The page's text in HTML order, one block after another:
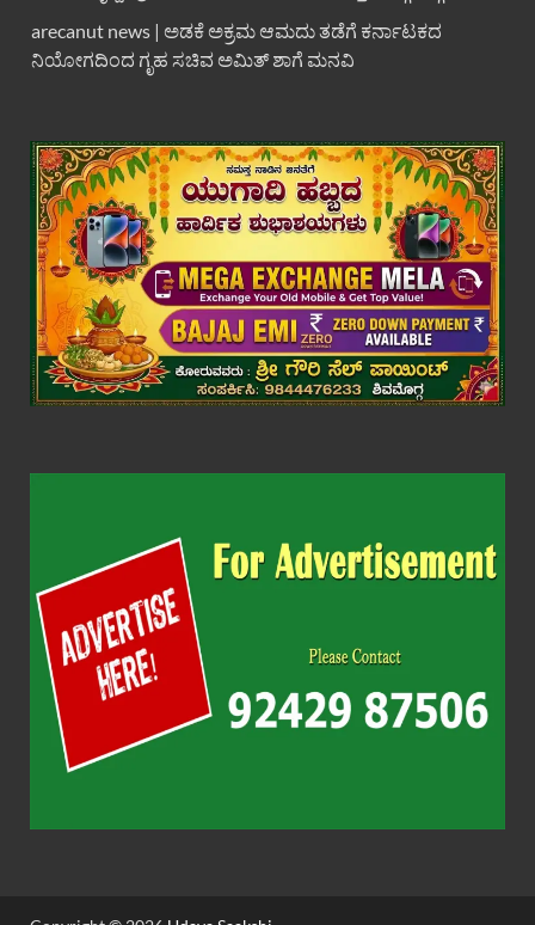
arecanut news | ಅಡಕೆ ಅಕ್ರಮ ಆಮದು ತಡೆಗೆ ಕರ್ನಾಟಕದ
ನಿಯೋಗದಿಂದ ಗೃಹ ಸಚಿವ ಅಮಿತ್ ಶಾಗೆ ಮನವಿ